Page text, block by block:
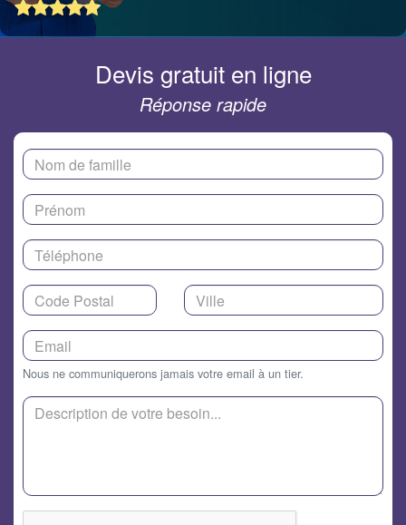
Devis gratuit en ligne
Réponse rapide
Nous ne communiquerons jamais votre email à un tier.